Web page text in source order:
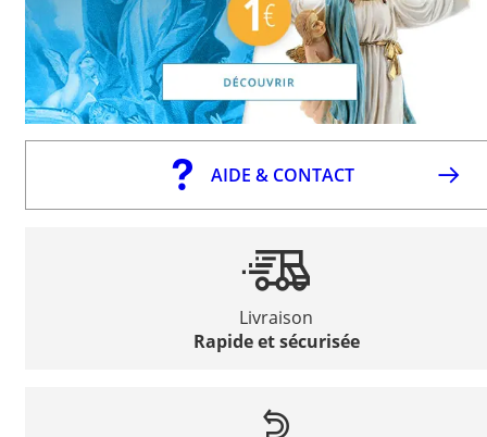
AIDE & CONTACT
Livraison
Rapide et sécurisée